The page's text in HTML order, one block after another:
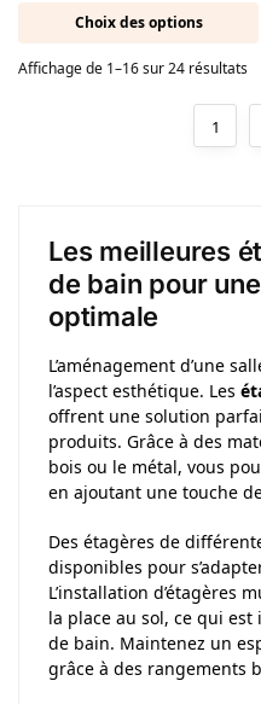
Choix des options
Affichage de 1–16 sur 24 résultats
1
Les meilleures
de bain pour
optimale
L’aménagement d’une
l’aspect esthétique. Les
offrent une solution
produits. Grâce à des
bois ou le métal, vous
en ajoutant une touche
Des étagères de
disponibles pour
L’installation d’étagères
la place au sol, ce qui
de bain. Maintenez un
grâce à des rangements